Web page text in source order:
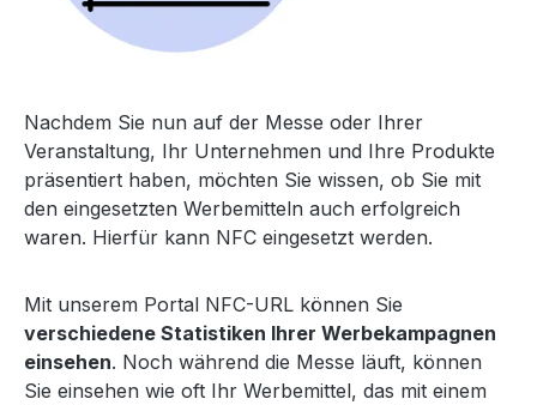
Nachdem Sie nun auf der Messe oder Ihrer
Veranstaltung, Ihr Unternehmen und Ihre Produkte
präsentiert haben, möchten Sie wissen, ob Sie mit
den eingesetzten Werbemitteln auch erfolgreich
waren. Hierfür kann NFC eingesetzt werden.
Mit unserem Portal NFC-URL können Sie
verschiedene Statistiken Ihrer Werbekampagnen
einsehen. Noch während die Messe läuft, können
Sie einsehen wie oft Ihr Werbemittel, das mit einem